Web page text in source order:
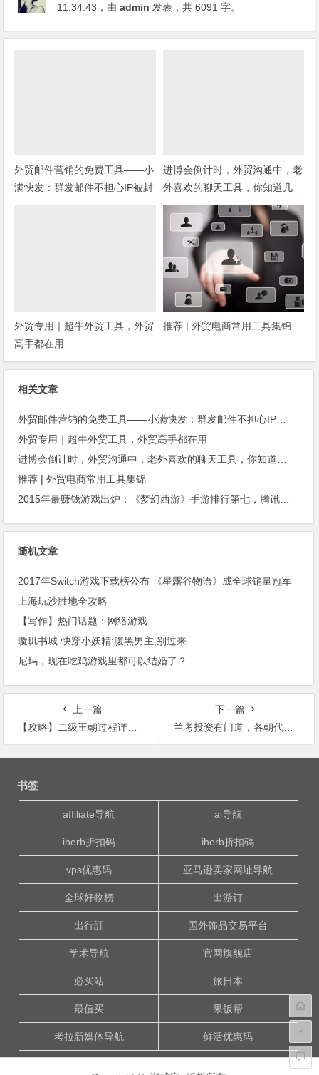
11:34:43 ，由admin 发表，共 6091 字。
外贸邮件营销的免费工具——小
满快发：群发邮件不担心IP被封
进博会倒计时，外贸沟通中，老
外喜欢的聊天工具，你知道几
种？
外贸专用｜超牛外贸工具，外贸
高手都在用
推荐 | 外贸电商常用工具集锦
相关文章
外贸专用｜超牛外贸工具，外贸高手都在用
推荐 | 外贸电商常用工具集锦
随机文章
2017年Switch游戏下载榜公布 《星露谷物语》成全球销量冠军
上海玩沙胜地全攻略
【写作】热门话题：网络游戏
璇玑书城-快穿小妖精:腹黑男主,别过来
尼玛，现在吃鸡游戏里都可以结婚了？
上一篇
【攻略】二级王朝过程详细解析
下一篇
兰考投资有门道，各朝代揽金秘籍都在这里！
文
书签
affiliate导航 ai导航
iherb折扣码 iherb折扣碼
vps优惠码 亚马逊卖家网址导航
全球好物榜 出游订
出行訂 国外饰品交易平台
学术导航 官网旗舰店
必买站 旅日本
最值买 果饭帮
考拉新媒体导航 鲜活优惠码